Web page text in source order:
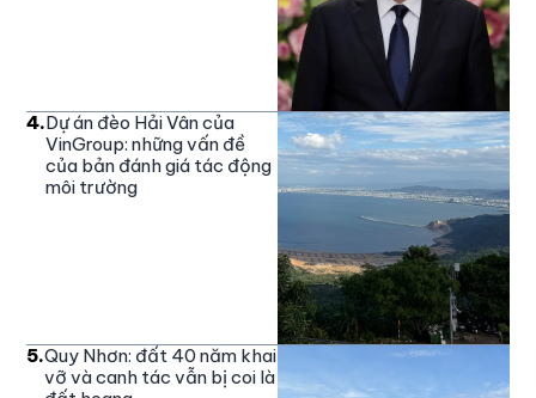
4.Dự án đèo Hải Vân của
VinGroup: những vấn đề
của bản đánh giá tác động
môi trường
5.Quy Nhơn: đất 40 năm khai
vỡ và canh tác vẫn bị coi là